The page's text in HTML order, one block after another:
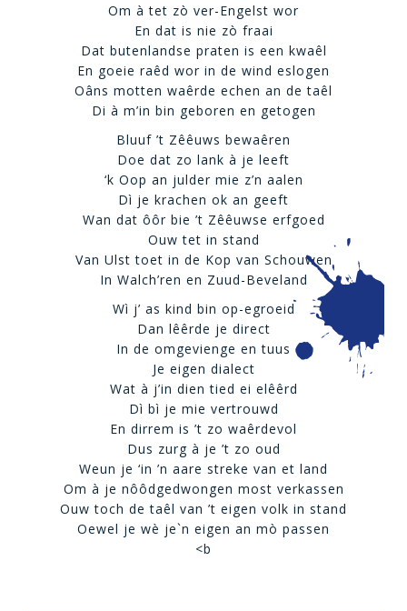
Om à tet zò ver-Engelst wor
En dat is nie zò fraai
Dat butenlandse praten is een kwaêl
En goeie raêd wor in de wind eslogen
Oâns motten waêrde echen an de taêl
Di à m’in bin geboren en getogen
Bluuf ’t Zêêuws bewaêren
Doe dat zo lank à je leeft
‘k Oop an julder mie z’n aalen
Dì je krachen ok an geeft
Wan dat ôôr bie ’t Zêêuwse erfgoed
Ouw tet in stand
Van Ulst toet in de Kop van Schouwen
In Walch’ren en Zuud-Beveland
Wì j’ as kind bin op-egroeid
Dan lêêrde je direct
In de omgevienge en tuus
Je eigen dialect
Wat à j’in dien tied ei elêêrd
Dì bì je mie vertrouwd
En dirrem is ’t zo waêrdevol
Dus zurg à je ’t zo oud
Weun je ‘in ’n aare streke van et land
Om à je nôôdgedwongen most verkassen
Ouw toch de taêl van ’t eigen volk in stand
Oewel je wè je`n eigen an mò passen
<b